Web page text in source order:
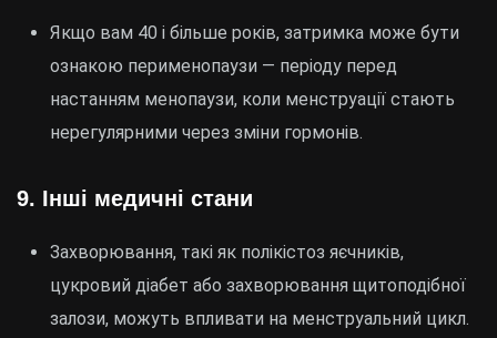
Якщо вам 40 і більше років, затримка може бути
ознакою перименопаузи — періоду перед
настанням менопаузи, коли менструації стають
нерегулярними через зміни гормонів.
9. Інші медичні стани
Захворювання, такі як полікістоз яєчників,
цукровий діабет або захворювання щитоподібної
залози, можуть впливати на менструальний цикл.